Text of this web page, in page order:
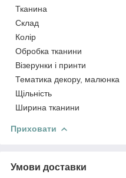
Тканина
Склад
Колір
Обробка тканини
Візерунки і принти
Тематика декору, малюнка
Щільність
Ширина тканини
Приховати
Умови доставки